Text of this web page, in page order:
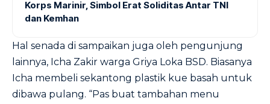
Korps Marinir, Simbol Erat Soliditas Antar TNI
dan Kemhan
Hal senada di sampaikan juga oleh pengunjung
lainnya, Icha Zakir warga Griya Loka BSD. Biasanya
Icha membeli sekantong plastik kue basah untuk
dibawa pulang. “Pas buat tambahan menu